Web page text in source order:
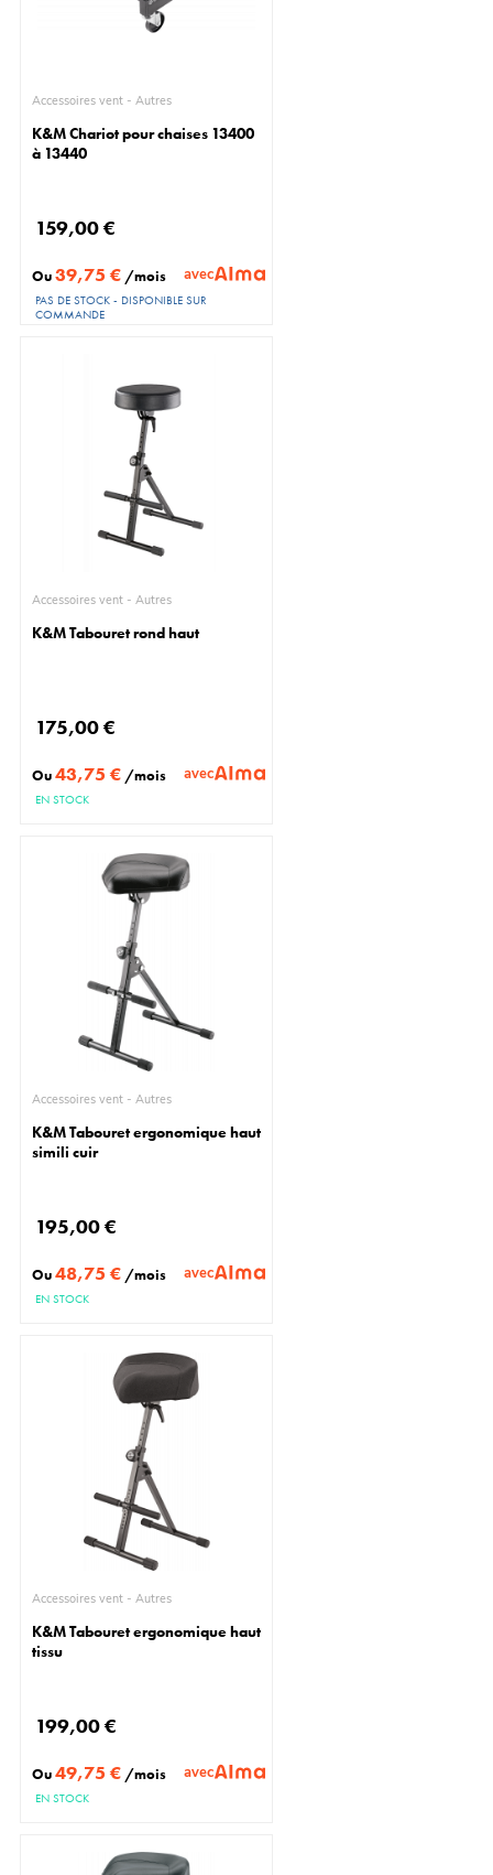
Accessoires vent - Autres
K&M Chariot pour chaises 13400
à 13440
159,00 €
Ou39,75 € /mois avec
PAS DE STOCK - DISPONIBLE SUR
COMMANDE
Accessoires vent - Autres
K&M Tabouret rond haut
175,00 €
Ou43,75 € /mois avec
EN STOCK
Accessoires vent - Autres
K&M Tabouret ergonomique haut
simili cuir
195,00 €
Ou48,75 € /mois avec
EN STOCK
Accessoires vent - Autres
K&M Tabouret ergonomique haut
tissu
199,00 €
Ou49,75 € /mois avec
EN STOCK